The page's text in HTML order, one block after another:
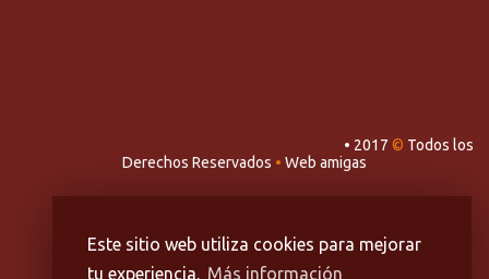
Este sitio web utiliza cookies para mejorar
tu experiencia. Más información
• 2017 © Todos los
Derechos Reservados • Web amigas